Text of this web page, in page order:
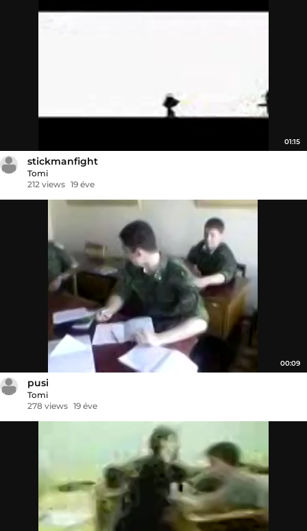
01:15
stickmanfight
Tomi
212 views 19 éve
00:09
pusi
Tomi
278 views 19 éve